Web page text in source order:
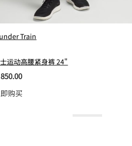
Train
运动高腰紧身裤 24"
购买